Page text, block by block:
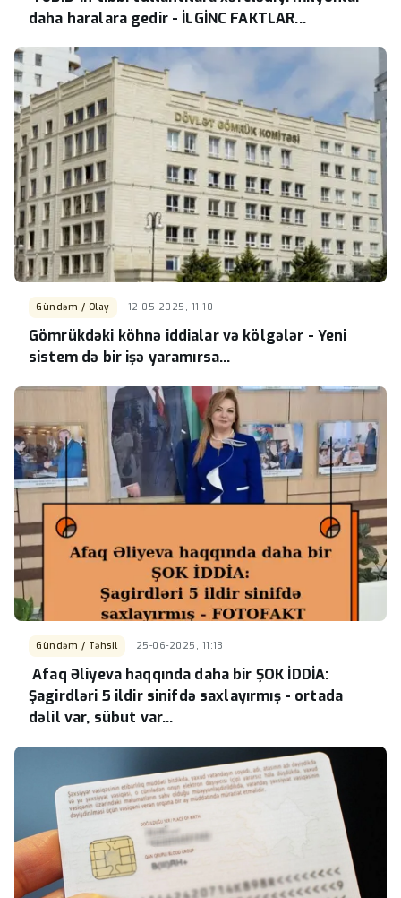
daha haralara gedir - İLGİNC FAKTLAR...
Gündəm / Olay 12-05-2025, 11:10
Gömrükdəki köhnə iddialar və kölgələr - Yeni
sistem də bir işə yaramırsa...
Gündəm / Təhsil 25-06-2025, 11:13
Afaq Əliyeva haqqında daha bir ŞOK İDDİA:
Şagirdləri 5 ildir sinifdə saxlayırmış - ortada
dəlil var, sübut var...